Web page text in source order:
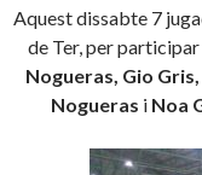
Aquest dissabte 7
de Ter, per
Nogueras, Gio
Nogueras i Noa